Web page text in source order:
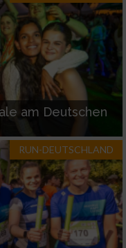
am Deutschen
RUN-DEUTSCHLAND